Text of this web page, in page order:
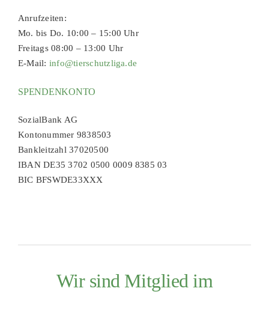
Anrufzeiten:
Mo. bis Do. 10:00 – 15:00 Uhr
Freitags 08:00 – 13:00 Uhr
E-Mail: info@tierschutzliga.de
SPENDENKONTO
SozialBank AG
Kontonummer 9838503
Bankleitzahl 37020500
IBAN DE35 3702 0500 0009 8385 03
BIC BFSWDE33XXX
Wir sind Mitglied im